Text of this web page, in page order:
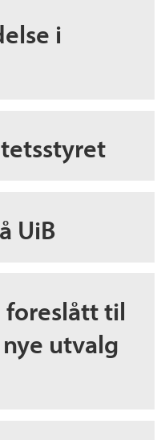
i
UiB
foreslått til
utvalg